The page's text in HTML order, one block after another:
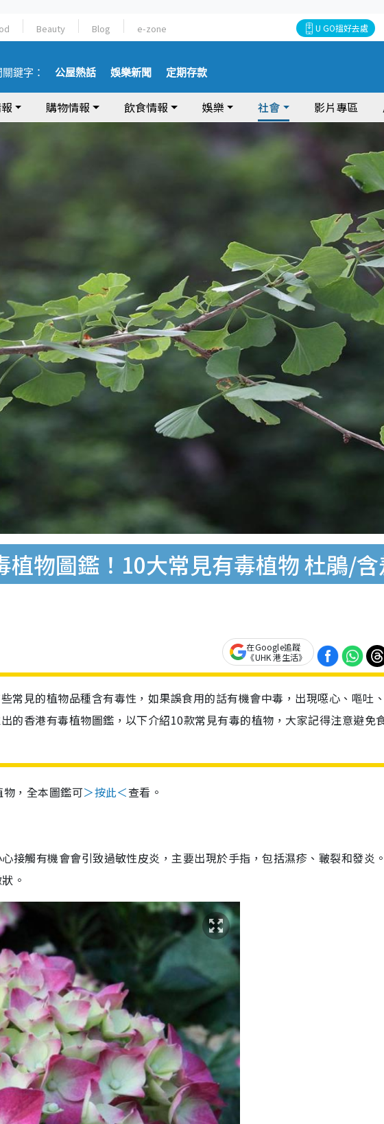
Beauty Blog e-zone U GO搵好去處
鍵字： 公屋熱話 娛樂新聞 定期存款
購物情報 飲食情報 娛樂 社會 影片專區
植物圖鑑！10大常見有毒植物 杜鵑/
在Google追蹤
《UHK 港生活》
常見的植物品種含有毒性，如果誤食用的話有機會中毒，出現噁心、嘔吐
的香港有毒植物圖鑑，以下介紹10款常見有毒的植物，大家記得注意避免
，全本圖鑑可＞按此＜查看。
接觸有機會會引致過敏性皮炎，主要出現於手指，包括濕疹、皸裂和發炎
。